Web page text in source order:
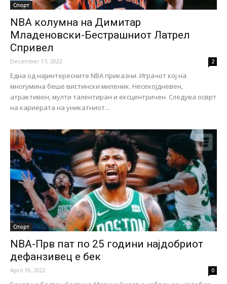
Спорт
NBA колумна на Димитар
Младеновски-Бестрашниот Латрел
Спривел
December 17, 2022 2
Една од најинтересните NBA приказни. Играчот кој на
многумина беше вистински миленик. Несекојдневен,
атрактивен, мулти талентиран и ексцентричен. Следува осврт
на кариерата на уникатниот...
Спорт
NBA-Прв пат по 25 години најдобриот
дефанзивец е бек
April 19, 2022 0